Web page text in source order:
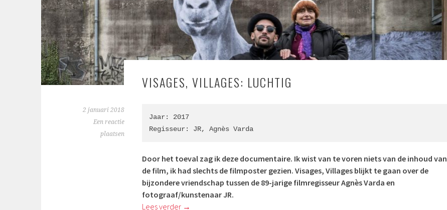
VISAGES, VILLAGES: LUCHTIG
2 januari 2018
Een reactie
plaatsen
Jaar: 2017
Regisseur: JR, Agnès Varda
Door het toeval zag ik deze documentaire. Ik wist van te voren niets van de inhoud van
de film, ik had slechts de filmposter gezien. Visages, Villages blijkt te gaan over de
bijzondere vriendschap tussen de 89-jarige filmregisseur Agnès Varda en
fotograaf/kunstenaar JR.
Lees verder →